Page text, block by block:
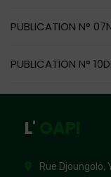
PUBLICATION N°
PUBLICATION N°
L'
Rue Djoungolo,